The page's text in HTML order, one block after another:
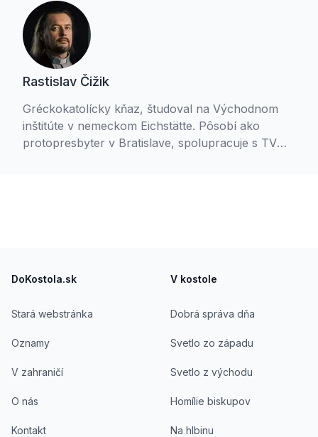
Rastislav Čižik
Gréckokatolícky kňaz, študoval na Východnom
inštitúte v nemeckom Eichstätte. Pôsobí ako
protopresbyter v Bratislave, spolupracuje s TV
DoKostola.sk
Stará webstránka
Oznamy
V zahraničí
O nás
Kontakt
V kostole
Dobrá správa dňa
Svetlo zo západu
Svetlo z východu
Homílie biskupov
Na hlbinu